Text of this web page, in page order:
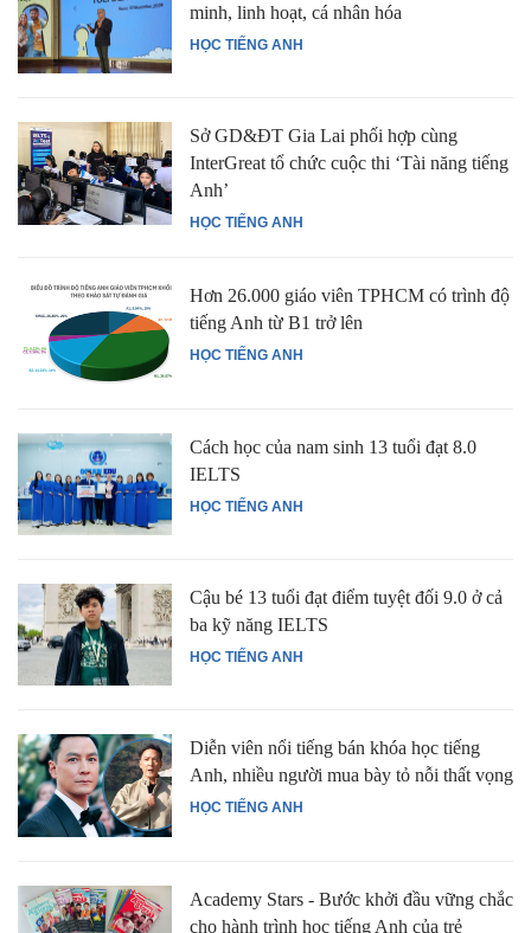
HỌC TIẾNG ANH
minh, linh hoạt, cá nhân hóa
HỌC TIẾNG ANH
Sở GD&ĐT Gia Lai phối hợp cùng
InterGreat tổ chức cuộc thi ‘Tài năng tiếng
Anh’
HỌC TIẾNG ANH
Hơn 26.000 giáo viên TPHCM có trình độ
tiếng Anh từ B1 trở lên
HỌC TIẾNG ANH
Cách học của nam sinh 13 tuổi đạt 8.0
IELTS
HỌC TIẾNG ANH
Cậu bé 13 tuổi đạt điểm tuyệt đối 9.0 ở cả
ba kỹ năng IELTS
HỌC TIẾNG ANH
Diễn viên nổi tiếng bán khóa học tiếng
Anh, nhiều người mua bày tỏ nỗi thất vọng
Academy Stars - Bước khởi đầu vững chắc
cho hành trình học tiếng Anh của trẻ